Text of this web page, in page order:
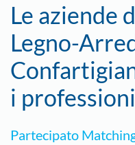
Le aziende
Legno-
i
Partecipato